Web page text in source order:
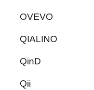
OVEVO
QIALINO
QinD
Qii